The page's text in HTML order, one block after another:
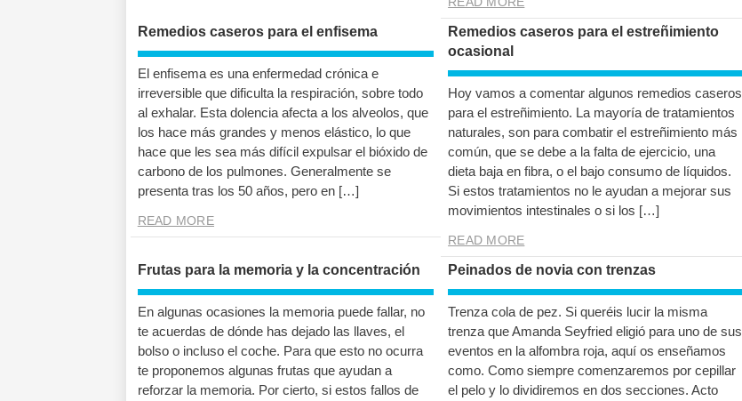
Remedios caseros para el enfisema
El enfisema es una enfermedad crónica e
irreversible que dificulta la respiración, sobre todo
al exhalar. Esta dolencia afecta a los alveolos, que
los hace más grandes y menos elástico, lo que
hace que les sea más difícil expulsar el bióxido de
carbono de los pulmones. Generalmente se
presenta tras los 50 años, pero en […]
READ MORE
Remedios caseros para el estreñimiento
ocasional
Hoy vamos a comentar algunos remedios caseros
para el estreñimiento. La mayoría de tratamientos
naturales, son para combatir el estreñimiento más
común, que se debe a la falta de ejercicio, una
dieta baja en fibra, o el bajo consumo de líquidos.
Si estos tratamientos no le ayudan a mejorar sus
movimientos intestinales o si los […]
READ MORE
Frutas para la memoria y la concentración
En algunas ocasiones la memoria puede fallar, no
te acuerdas de dónde has dejado las llaves, el
bolso o incluso el coche. Para que esto no ocurra
te proponemos algunas frutas que ayudan a
reforzar la memoria. Por cierto, si estos fallos de
Peinados de novia con trenzas
Trenza cola de pez. Si queréis lucir la misma
trenza que Amanda Seyfried eligió para uno de sus
eventos en la alfombra roja, aquí os enseñamos
como. Como siempre comenzaremos por cepillar
el pelo y lo dividiremos en dos secciones. Acto